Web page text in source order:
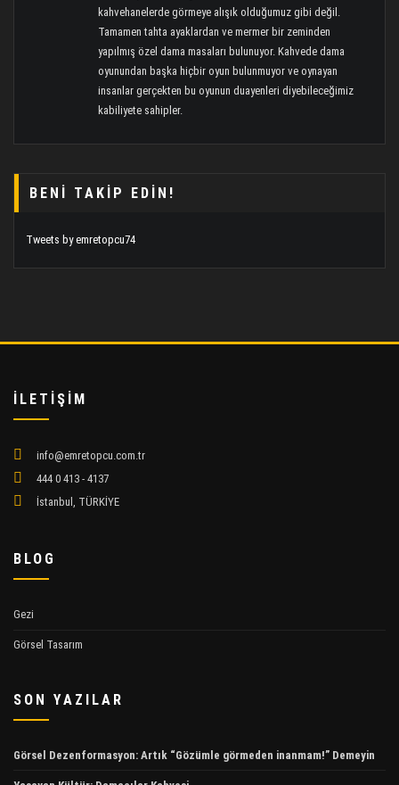
kahvehanelerde görmeye alışık olduğumuz gibi değil.
Tamamen tahta ayaklardan ve mermer bir zeminden
yapılmış özel dama masaları bulunuyor. Kahvede dama
oyunundan başka hiçbir oyun bulunmuyor ve oynayan
insanlar gerçekten bu oyunun duayenleri diyebileceğimiz
kabiliyete sahipler.
BENI TAKIP EDIN!
Tweets by emretopcu74
İLETİŞİM
info@emretopcu.com.tr
444 0 413 - 4137
İstanbul, TÜRKİYE
BLOG
Gezi
Görsel Tasarım
SON YAZILAR
Görsel Dezenformasyon: Artık “Gözümle görmeden inanmam!” Demeyin